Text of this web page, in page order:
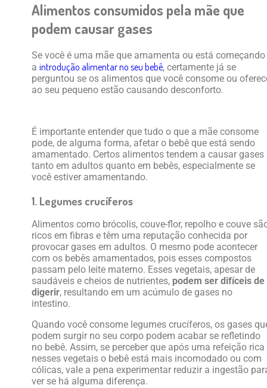
Alimentos consumidos pela mãe que
podem causar gases
Se você é uma mãe que amamenta ou está começando
a introdução alimentar no seu bebê, certamente já se
perguntou se os alimentos que você consome ou
ao seu pequeno estão causando desconforto.
É importante entender que tudo o que a mãe consome
pode, de alguma forma, afetar o bebê que está sendo
amamentado. Certos alimentos tendem a causar gases
tanto em adultos quanto em bebês, especialmente se
você estiver amamentando.
1. Legumes crucíferos
Alimentos como brócolis, couve-flor, repolho e couve
ricos em fibras e têm uma reputação conhecida por
provocar gases em adultos. O mesmo pode acontecer
com os bebês amamentados, pois esses compostos
passam pelo leite materno. Esses vegetais, apesar de
saudáveis e cheios de nutrientes, podem ser difíceis de
digerir, resultando em um acúmulo de gases no
intestino.
Quando você consome legumes crucíferos, os gases
podem surgir no seu corpo podem acabar se refletindo
no bebê. Assim, se perceber que após uma refeição rica
nesses vegetais o bebê está mais incomodado ou com
cólicas, vale a pena experimentar reduzir a ingestão
ver se há alguma diferença.